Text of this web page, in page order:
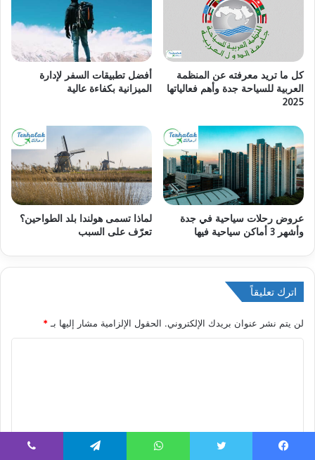
كل ما تريد معرفته عن المنظمة
العربية للسياحة جدة وأهم فعالياتها
2025
أفضل تطبيقات السفر لإدارة
الميزانية بكفاءة عالية
عروض رحلات سياحية في جدة
وأشهر 3 أماكن سياحية فيها
لماذا تسمى هولندا بلد الطواحين؟
تعرّف على السبب
اترك تعليقاً
لن يتم نشر عنوان بريدك الإلكتروني. الحقول الإلزامية مشار إليها بـ*
ل